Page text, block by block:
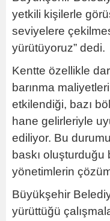
yetkili kişilerle
seviyelere
yürütüyoruz” dedi.
Kentte özellikle
barınma
etkilendiği, bazı
hane gelirleriyle
ediliyor. Bu
baskı oluşturduğu
yönetimlerin
Büyükşehir
yürüttüğü